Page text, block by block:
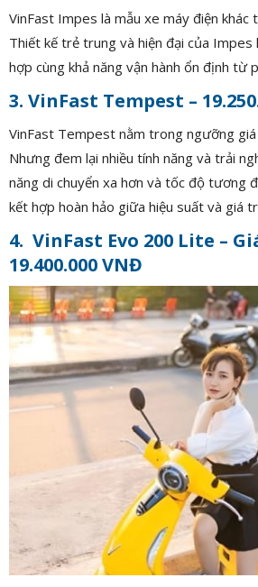
VinFast Impes là mẫu xe máy điện khác
Thiết kế trẻ trung và hiện đại của Impes
hợp cùng khả năng vận hành ổn định từ
3. VinFast Tempest –
VinFast Tempest nằm trong ngưỡng
Nhưng đem lại nhiều tính năng và trải
năng di chuyển xa hơn và tốc độ tương
kết hợp hoàn hảo giữa hiệu suất và giá
4. VinFast Evo 200 Lite –
19.400.000 VNĐ